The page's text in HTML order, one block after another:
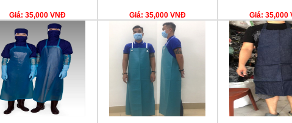
Giá: 35,000 VNĐ Giá: 35,000 VNĐ Giá: 35,000